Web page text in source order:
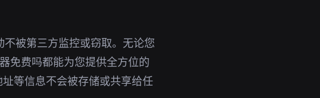
被第三方监控或窃取。无论您
免费吗都能为您提供全方位的
等信息不会被存储或共享给任